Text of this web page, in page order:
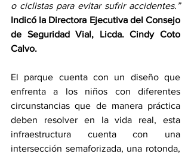
o ciclistas para evitar sufrir accidentes.”
Indicó la Directora Ejecutiva del Consejo
de Seguridad Vial, Licda. Cindy Coto
Calvo.
El parque cuenta con un diseño que
enfrenta a los niños con diferentes
circunstancias que de manera práctica
deben resolver en la vida real, esta
infraestructura cuenta con una
intersección semaforizada, una rotonda,